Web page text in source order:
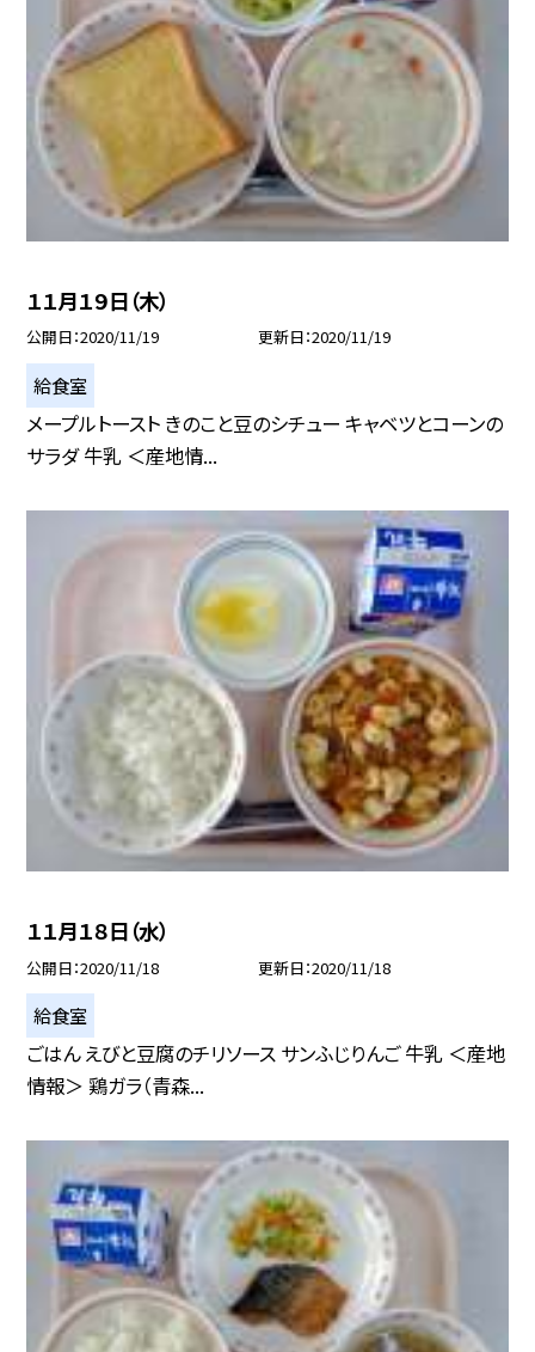
１１月１９日（木）
公開日 2020/11/19 更新日 2020/11/19
給食室
メープルトースト きのこと豆のシチュー キャベツとコーンの
サラダ 牛乳 ＜産地情...
１１月１８日（水）
公開日 2020/11/18 更新日 2020/11/18
給食室
ごはん えびと豆腐のチリソース サンふじりんご 牛乳 ＜産地
情報＞ 鶏ガラ（青森...